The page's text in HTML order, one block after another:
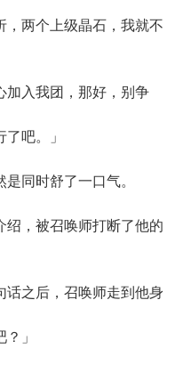
，两个上级晶石，我就不
入我团，那好，别争
吧。」
同时舒了一口气。
，被召唤师打断了他的
之后，召唤师走到他身
」